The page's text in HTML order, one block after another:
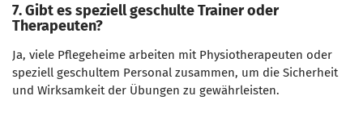
7. Gibt es speziell geschulte Trainer oder
Therapeuten?
Ja, viele Pflegeheime arbeiten mit Physiotherapeuten oder
speziell geschultem Personal zusammen, um die Sicherheit
und Wirksamkeit der Übungen zu gewährleisten.